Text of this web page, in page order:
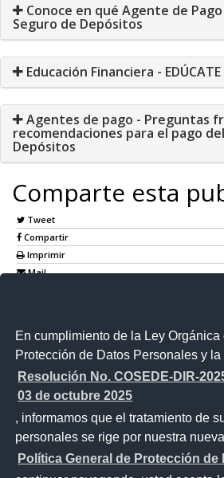
En cumplimiento de la Ley Orgánica
Protección de Datos Personales y la
Resolución No. COSEDE-DIR-
03 de octubre 2025
, informamos que el tratamiento de
personales se rige por nuestra nueva
Política General de Protección de
Conoce en qué Agente de
Seguro de Depósitos
Educación Financiera - EDÚCATE
Agentes de pago - Preguntas
recomendaciones para el pago
Depósitos
Comparte esta
Tweet
Compartir
Imprimir
Mail
Contacto
Proyecto Personajes
Sistema Nacional de